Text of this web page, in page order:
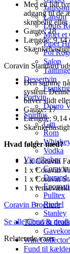
Lanson
Louis
Móet et
Piper
Pol
Salon
Dessertvin
Frankrig
Portvin
Douro
Spiritus
Gin
Rom
Vodka
Vin tilbehør
Coravin
Durand
Pulltex
Riedel
Stanley
Tilbud & deals
Fund til
Med en lidt
adgang til de
skrøbelig eller
Gauge: 18
Længde: 9,14
Coravin Standard
Den samme
system.
bliver slidt
Gauge: 17
Længde: 9,14
Hvad følger med?
1 x Coravin
1 x Coravin
1 x Coravin
1 x
Coravin Brochure
Se alle Coravin
Relaterede varer